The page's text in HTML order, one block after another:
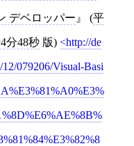
デベロッパー (平
分48秒 版) http://de
079206/Visual-Basi